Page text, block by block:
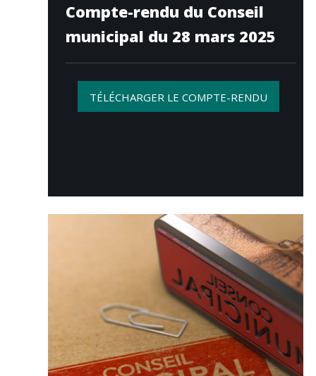
Compte-rendu du Conseil
municipal du 28 mars 2025
TÉLÉCHARGER LE COMPTE-RENDU